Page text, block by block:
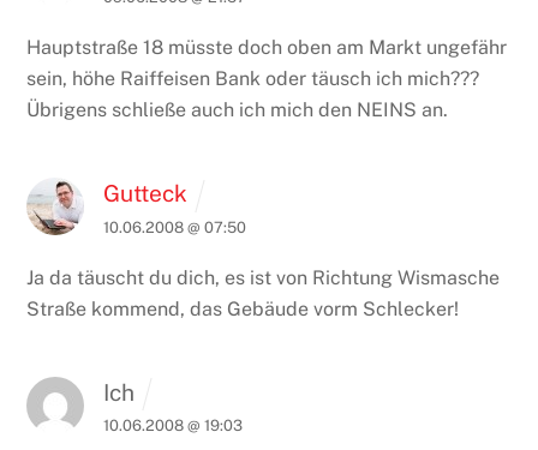
Hauptstraße 18 müsste doch oben am Markt ungefähr
sein, höhe Raiffeisen Bank oder täusch ich mich???
Übrigens schließe auch ich mich den NEINS an.
Gutteck
10.06.2008 @ 07:50
Ja da täuscht du dich, es ist von Richtung Wismasche
Straße kommend, das Gebäude vorm Schlecker!
Ich
10.06.2008 @ 19:03